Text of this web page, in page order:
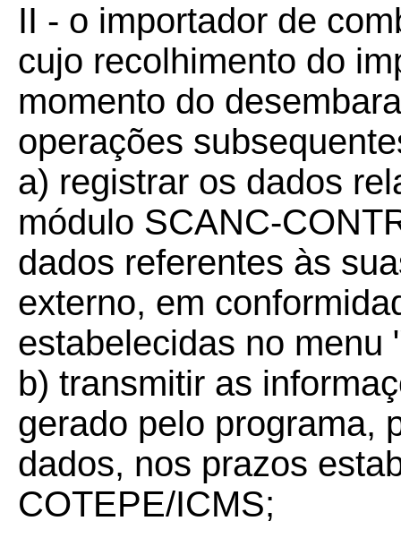
II - o importador de
cujo recolhimento do
momento do
operações
a) registrar os dados
módulo SCANC-
dados referentes às
externo, em
estabelecidas no menu
b) transmitir as
gerado pelo programa,
dados, nos prazos
COTEPE/ICMS;